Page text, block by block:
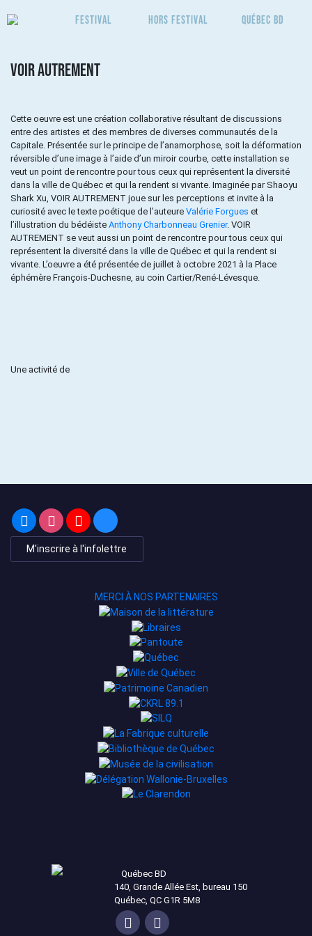
Festival Hors Festival Québec BD
VOIR AUTREMENT
Cette oeuvre est une création collaborative résultant de discussions
entre des artistes et des membres de diverses communautés de la
Capitale. Présentée sur le principe de l’anamorphose, soit la déformation
réversible d’une image à l’aide d’un miroir courbe, cette installation se
veut un point de rencontre pour tous ceux qui représentent la diversité
dans la ville de Québec et qui la rendent si vivante. Imaginée par Shaoyu
Shark Xu, VOIR AUTREMENT joue sur les perceptions et invite à la
curiosité avec le texte poétique de l’auteure Valérie Forgues et
l’illustration du bédéiste Anthony Charbonneau Grenier. VOIR
AUTREMENT se veut aussi un point de rencontre pour tous ceux qui
représentent la diversité dans la ville de Québec et qui la rendent si
vivante. L’oeuvre a été présentée de juillet à octobre 2021 à la Place
éphémère François-Duchesne, au coin Cartier/René-Lévesque.
Une activité de
M'inscrire à l'infolettre
MERCI À NOS PARTENAIRES
Québec BD
140, Grande Allée Est, bureau 150
Québec, QC G1R 5M8